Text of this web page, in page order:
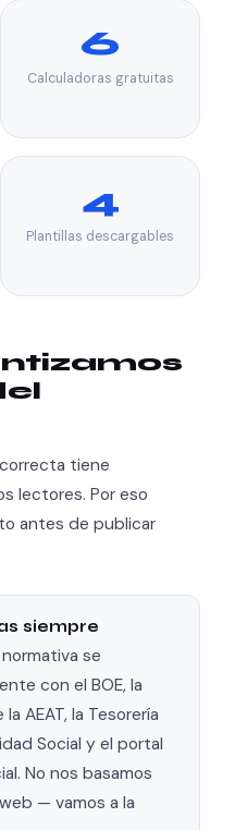
6
Calculadoras gratuitas
4
Plantillas descargables
tiene
lectores. Por eso
antes de publicar
siempre
se
con el BOE, la
AEAT, la Tesorería
Social y el portal
No nos basamos
— vamos a la